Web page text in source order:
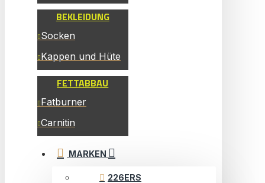
BEKLEIDUNG
Socken
Kappen und Hüte
FETTABBAU
Fatburner
Carnitin
MARKEN
226ERS